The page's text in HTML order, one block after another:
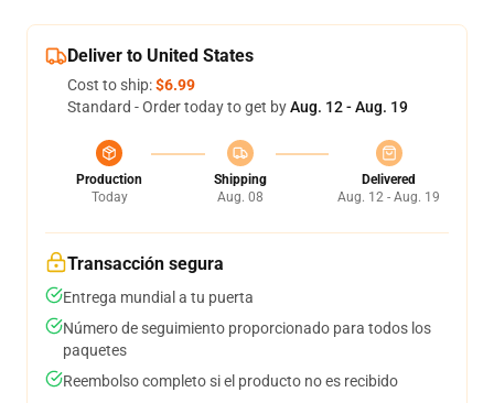
Deliver to United States
Cost to ship:$6.99
Standard - Order today to get byAug. 12 - Aug. 19
Production
Today
Shipping
Aug. 08
Delivered
Aug. 12 - Aug. 19
Transacción segura
Entrega mundial a tu puerta
Número de seguimiento proporcionado para todos los
paquetes
Reembolso completo si el producto no es recibido